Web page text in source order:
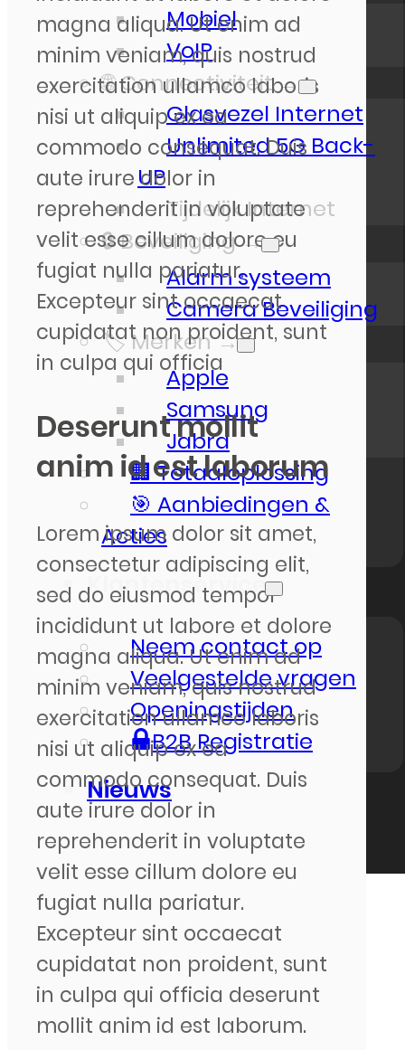
Mobiel
VoIP
🌐 Connectiviteit →
Glasvezel Internet
Unlimited 5G Back-
UP
Tijdelijk Internet
🔒 Beveiliging →
Alarm systeem
Camera Beveiliging
🏷️ Merken →
Apple
Samsung
Jabra
🏢 Totaaloplossing
🎯 Aanbiedingen &
Acties
Klantenservice
Neem contact op
Veelgestelde vragen
Openingstijden
B2B Registratie
Nieuws
magna aliqua. Ut enim ad
minim veniam, quis nostrud
exercitation ullamco laboris
nisi ut aliquip ex ea
commodo consequat. Duis
aute irure dolor in
reprehenderit in voluptate
velit esse cillum dolore eu
fugiat nulla pariatur.
Excepteur sint occaecat
cupidatat non proident, sunt
in culpa qui officia
Deserunt mollit
anim id est laborum
Lorem ipsum dolor sit amet,
consectetur adipiscing elit,
sed do eiusmod tempor
incididunt ut labore et dolore
magna aliqua. Ut enim ad
minim veniam, quis nostrud
exercitation ullamco laboris
nisi ut aliquip ex ea
commodo consequat. Duis
aute irure dolor in
reprehenderit in voluptate
velit esse cillum dolore eu
fugiat nulla pariatur.
Excepteur sint occaecat
cupidatat non proident, sunt
in culpa qui officia deserunt
mollit anim id est laborum.